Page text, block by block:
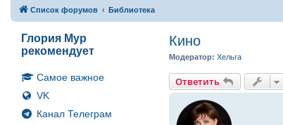
Список форумов Библиотека
Глория Мур
рекомендует
Самое важное
VK
Канал Телеграм
Кино
Модератор: Хельга
Ответить